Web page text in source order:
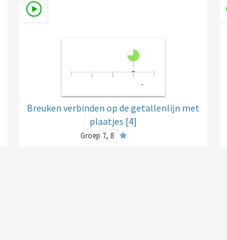
Breuken verbinden op de getallenlijn met
plaatjes [4]
Groep 7, 8